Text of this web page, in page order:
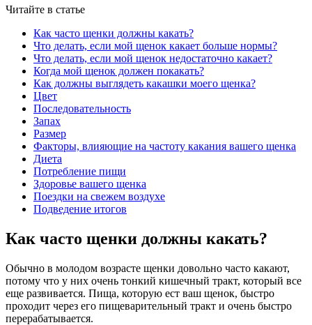
Читайте в статье
Как часто щенки должны какать?
Что делать, если мой щенок какает больше нормы?
Что делать, если мой щенок недостаточно какает?
Когда мой щенок должен покакать?
Как должны выглядеть какашки моего щенка?
Цвет
Последовательность
Запах
Размер
Факторы, влияющие на частоту какания вашего щенка
Диета
Потребление пищи
Здоровье вашего щенка
Поездки на свежем воздухе
Подведение итогов
Как часто щенки должны какать?
Обычно в молодом возрасте щенки довольно часто какают,
потому что у них очень тонкий кишечный тракт, который все
еще развивается. Пища, которую ест ваш щенок, быстро
проходит через его пищеварительный тракт и очень быстро
перерабатывается.